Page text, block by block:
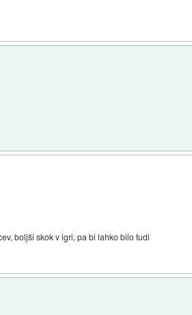
boljši skok v igri, pa bi lahko bilo tudi